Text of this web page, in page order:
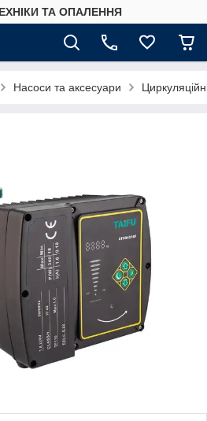
ТА ОПАЛЕННЯ
Насоси та аксесуари